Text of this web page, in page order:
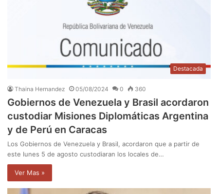
Destacada
Thaina Hernandez 05/08/2024 0 360
Gobiernos de Venezuela y Brasil acordaron
custodiar Misiones Diplomáticas Argentina
y de Perú en Caracas
Los Gobiernos de Venezuela y Brasil, acordaron que a partir de
este lunes 5 de agosto custodiaran los locales de…
Ver Mas »